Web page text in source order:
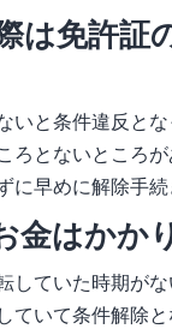
は免許証
と条件違反とな
とないところが
早めに解除手続
はかか
ていた時期がな
ていて条件解除